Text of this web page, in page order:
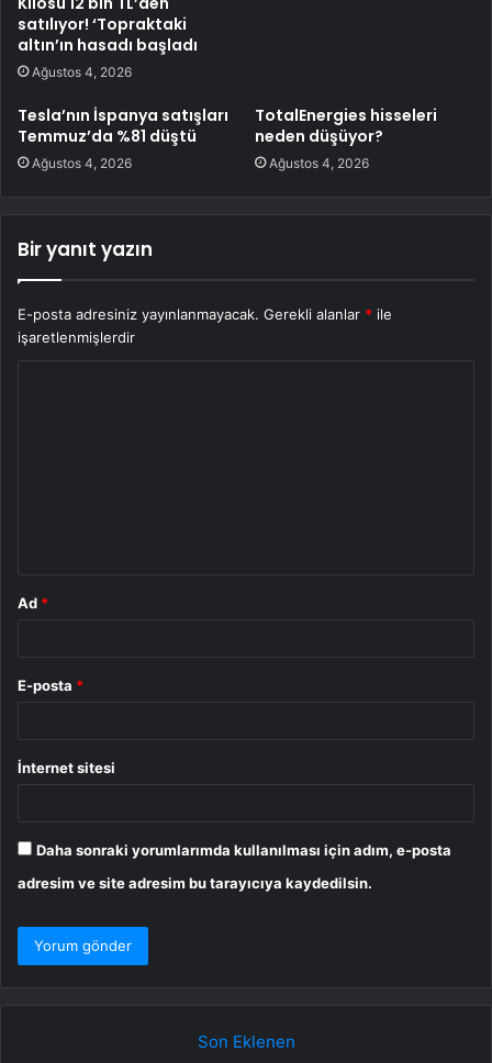
satılıyor! ‘Topraktaki
altın’ın hasadı başladı
Ağustos 4, 2026
Tesla’nın İspanya satışları
Temmuz’da %81 düştü
Ağustos 4, 2026
TotalEnergies hisseleri
neden düşüyor?
Ağustos 4, 2026
Bir yanıt yazın
E-posta adresiniz yayınlanmayacak. Gerekli alanlar * ile
işaretlenmişlerdir
Ad *
E-posta *
İnternet sitesi
Daha sonraki yorumlarımda kullanılması için adım, e-posta
adresim ve site adresim bu tarayıcıya kaydedilsin.
Son Eklenen